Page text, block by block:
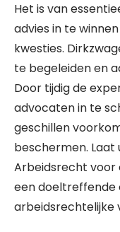
Het is van
advies in te
kwesties.
te begeleiden en
Door tijdig de
advocaten in te
geschillen
beschermen. Laat
Arbeidsrecht voor
een doeltreffende
arbeidsrechtelijke